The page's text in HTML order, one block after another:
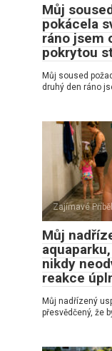
Můj
pokácela
ráno jsem
pokrytou
Můj soused
druhý den ráno
Zajímavé
Můj
nikdy
reakce
Můj nadřízený
přesvědčený, že